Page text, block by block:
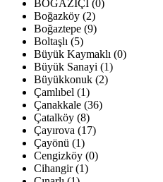
BOĞAZİÇİ (0)
Boğazköy (2)
Boğaztepe (9)
Boltaşlı (5)
Büyük Kaymaklı (0)
Büyük Sanayi (1)
Büyükkonuk (2)
Çamlıbel (1)
Çanakkale (36)
Çatalköy (8)
Çayırova (17)
Çayönü (1)
Cengizköy (0)
Cihangir (1)